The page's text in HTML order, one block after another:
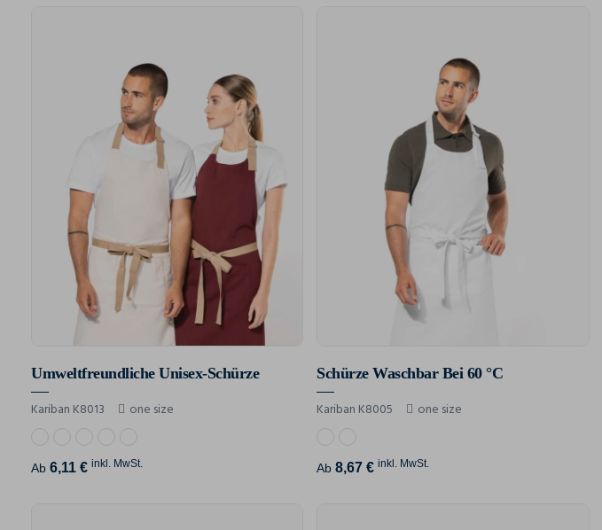
Umweltfreundliche Unisex-Schürze
Kariban K8013 one size
Ab 6,11 € inkl. MwSt.
Schürze Waschbar Bei 60 °C
Kariban K8005 one size
Ab8,67 € inkl. MwSt.